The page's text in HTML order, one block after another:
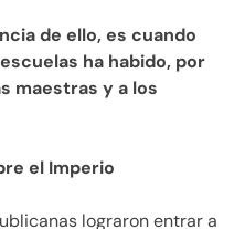
de ello, es cuando
ha habido, por
maestras y a los
el Imperio
lograron entrar a